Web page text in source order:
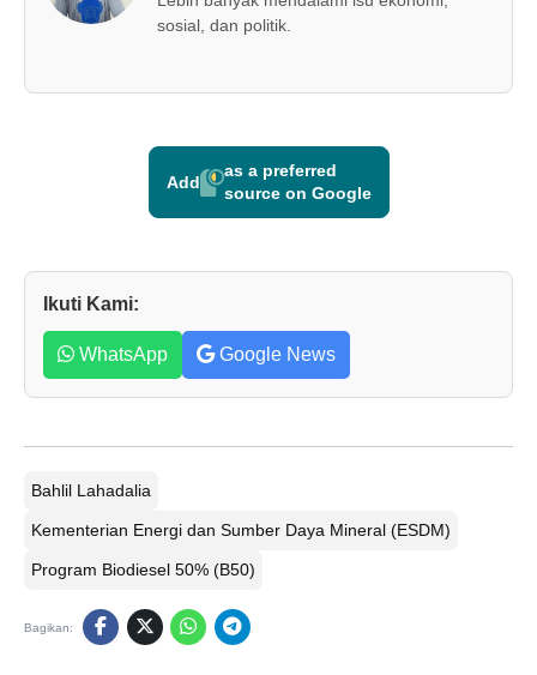
sosial, dan politik.
Add
as a preferred
source on Google
Ikuti Kami:
WhatsApp Google News
Bahlil Lahadalia
Kementerian Energi dan Sumber Daya Mineral (ESDM)
Program Biodiesel 50% (B50)
Bagikan: